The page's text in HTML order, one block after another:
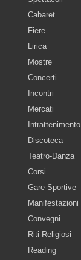
Cabaret
Fiere
Lirica
Mostre
Concerti
Incontri
Mercati
Intrattenimento
Discoteca
Teatro-Danza
Corsi
Gare-Sportive
Manifestazioni
Convegni
Riti-Religiosi
Reading